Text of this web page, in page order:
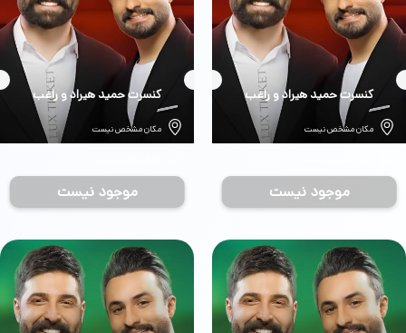
بلیط
کنسرت حمید هیراد و راغب
مکان مشخص نیست
موجود نیست
بلیط
کنسرت حمید هیراد و راغب
مکان مشخص نیست
موجود نیست